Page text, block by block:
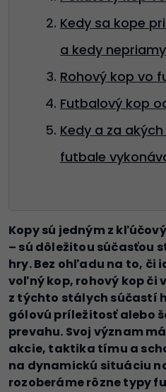
Kedy sa kope
a kedy
Rohový kop vo
Futbalový kop
Kedy a za
futbale
Kopy sú jedným z
– sú dôležitou súčasťou
hry. Bez ohľadu na to, či
voľný kop, rohový kop či
z týchto stálych súčastí
gólovú príležitosť alebo
prevahu. Svoj význam
akcie, taktika tímu a
na dynamickú situáciu
rozoberáme rôzne typy